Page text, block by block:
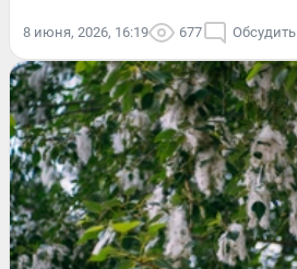
8 июня, 2026, 16:19 677 Обсудить